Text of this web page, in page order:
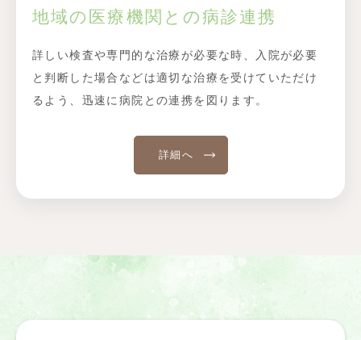
地域の医療機関との病診連携
詳しい検査や専門的な治療が必要な時、入院が必要
と判断した場合などは適切な治療を受けていただけ
るよう、迅速に病院との連携を図ります。
詳細へ